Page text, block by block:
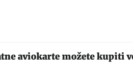
aviokarte možete kupiti